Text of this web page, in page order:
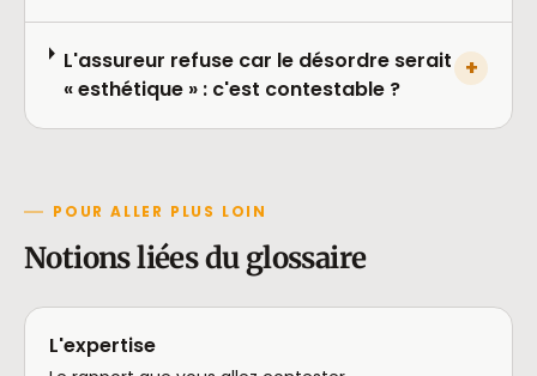
L'assureur refuse car le désordre serait
« esthétique » : c'est contestable ?
+
POUR ALLER PLUS LOIN
Notions liées du glossaire
L'expertise